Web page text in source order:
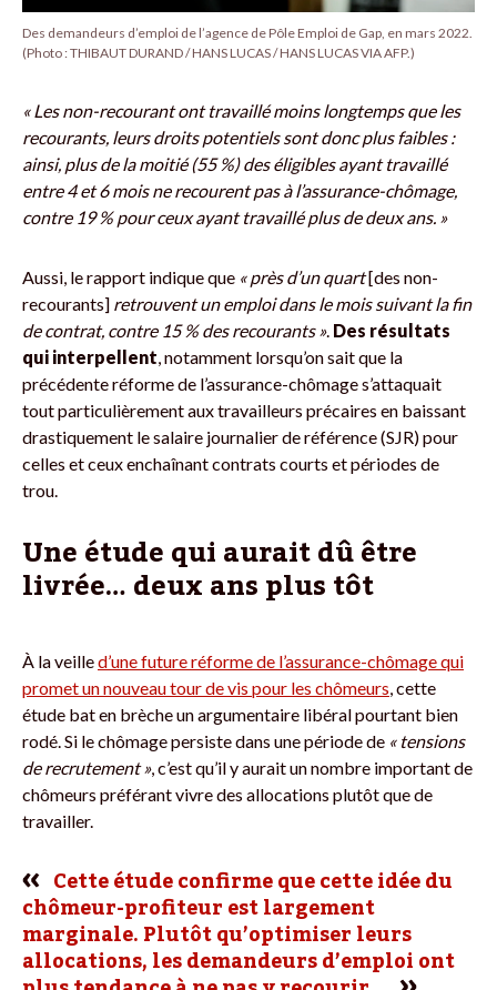
Des demandeurs d’emploi de l’agence de Pôle Emploi de Gap, en mars 2022.
(Photo : THIBAUT DURAND / HANS LUCAS / HANS LUCAS VIA AFP.)
« Les non-recourant ont travaillé moins longtemps que les
recourants, leurs droits potentiels sont donc plus faibles :
ainsi, plus de la moitié (55 %) des éligibles ayant travaillé
entre 4 et 6 mois ne recourent pas à l’assurance-chômage,
contre 19 % pour ceux ayant travaillé plus de deux ans. »
Aussi, le rapport indique que « près d’un quart[des non-
recourants] retrouvent un emploi dans le mois suivant la fin
de contrat, contre 15 % des recourants ». Des résultats
qui interpellent, notamment lorsqu’on sait que la
précédente réforme de l’assurance-chômage s’attaquait
tout particulièrement aux travailleurs précaires en baissant
drastiquement le salaire journalier de référence (SJR) pour
celles et ceux enchaînant contrats courts et périodes de
trou.
Une étude qui aurait dû être
livrée… deux ans plus tôt
À la veilled’une future réforme de l’assurance-chômage qui
promet un nouveau tour de vis pour les chômeurs, cette
étude bat en brèche un argumentaire libéral pourtant bien
rodé. Si le chômage persiste dans une période de « tensions
de recrutement », c’est qu’il y aurait un nombre important de
chômeurs préférant vivre des allocations plutôt que de
travailler.
Cette étude confirme que cette idée du
chômeur-profiteur est largement
marginale. Plutôt qu’optimiser leurs
allocations, les demandeurs d’emploi ont